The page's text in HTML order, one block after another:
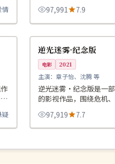
情
展开，整体节奏紧凑，
97,991 7.9
疑
中国
院线
逆光迷雾·纪念版
电影 2021
主演：章子怡、沈腾 等
逆光迷雾·纪念版是一
的影视作品，围绕危机
长展开，整体节奏紧凑
看。97,919 7.7